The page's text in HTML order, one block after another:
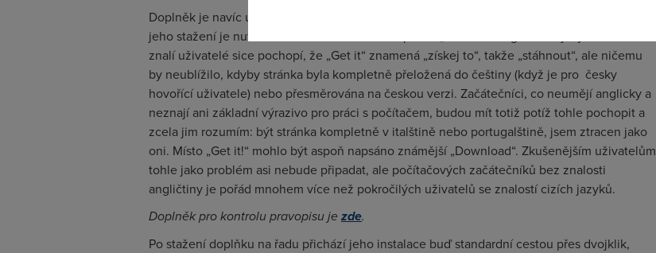
Doplněk je navíc umístěn na anglicky psaných oficiálních stránkách OpenOffice.org a pro
jeho stažení je nutné kliknout na obrázek s nápisem „GET IT!“. Anglického jazyka i méně
znalí uživatelé sice pochopí, že „Get it“ znamená „získej to“, takže „stáhnout“, ale ničemu
by neublížilo, kdyby stránka byla kompletně přeložená do češtiny (když je pro česky
hovořící uživatele) nebo přesměrována na českou verzi. Začátečníci, co neumějí anglicky a
neznají ani základní výrazivo pro práci s počítačem, budou mít totiž potíž tohle pochopit a
zcela jim rozumím: být stránka kompletně v italštině nebo portugalštině, jsem ztracen jako
oni. Místo „Get it!“ mohlo být aspoň napsáno známější „Download“. Zkušenějším uživatelům
tohle jako problém asi nebude připadat, ale počítačových začátečníků bez znalosti
angličtiny je pořád mnohem více než pokročilých uživatelů se znalostí cizích jazyků.
Doplněk pro kontrolu pravopisu jezde.
Po stažení doplňku na řadu přichází jeho instalace buď standardní cestou přes dvojklik,